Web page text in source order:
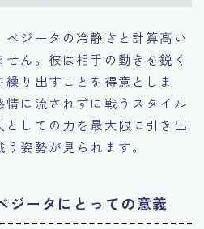
ジータの冷静さと計算高い
ん。彼は相手の動きを鋭く
り出すことを得意としま
に流されずに戦うスタイル
しての力を最大限に引き出
姿勢が見られます。
ジータにとっての意義